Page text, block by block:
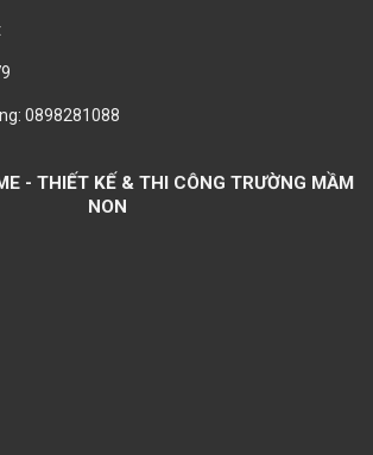
0898281088
- THIẾT KẾ & THI CÔNG TRƯỜNG MẦM
NON